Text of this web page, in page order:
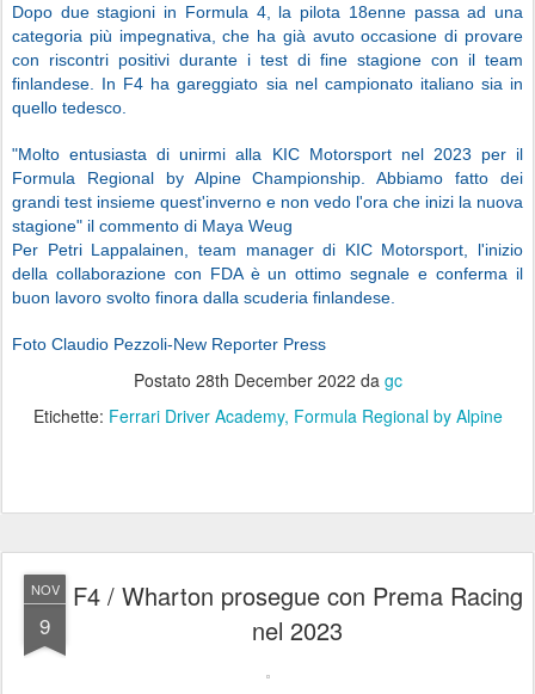
Dopo due stagioni in Formula 4, la pilota 18enne passa ad una
categoria più impegnativa, che ha già avuto occasione di provare
con riscontri positivi durante i test di fine stagione con il team
finlandese. In F4 ha gareggiato sia nel campionato italiano sia in
quello tedesco.
"Molto entusiasta di unirmi alla KIC Motorsport nel 2023 per il
Formula Regional by Alpine Championship. Abbiamo fatto dei
grandi test insieme quest'inverno e non vedo l'ora che inizi la nuova
stagione" il commento di Maya Weug
Per Petri Lappalainen, team manager di KIC Motorsport, l'inizio
della collaborazione con FDA è un ottimo segnale e conferma il
buon lavoro svolto finora dalla scuderia finlandese.
Foto Claudio Pezzoli-New Reporter Press
Postato 28th December 2022 da gc
Etichette: Ferrari Driver Academy Formula Regional by Alpine
NOV
9
F4 / Wharton prosegue con Prema Racing
nel 2023